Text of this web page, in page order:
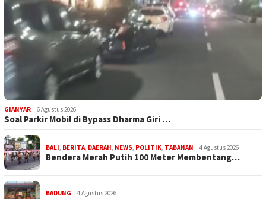
GIANYAR 6 Agustus 2026
Soal Parkir Mobil di Bypass Dharma Giri …
BALI, BERITA, DAERAH, NEWS, POLITIK, TABANAN 4 Agustus 2026
Bendera Merah Putih 100 Meter Membentang…
BADUNG 4 Agustus 2026